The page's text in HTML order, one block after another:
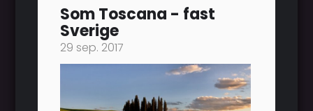
Som Toscana - fast
Sverige
29 sep. 2017